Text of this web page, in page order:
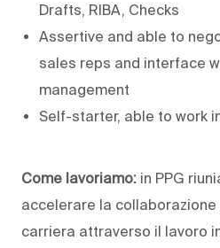
Drafts, RIBA, Checks
Assertive and able to
sales reps and interface
management
Self-starter, able to work
Come lavoriamo: in PPG
accelerare la collaborazione
carriera attraverso il lavoro